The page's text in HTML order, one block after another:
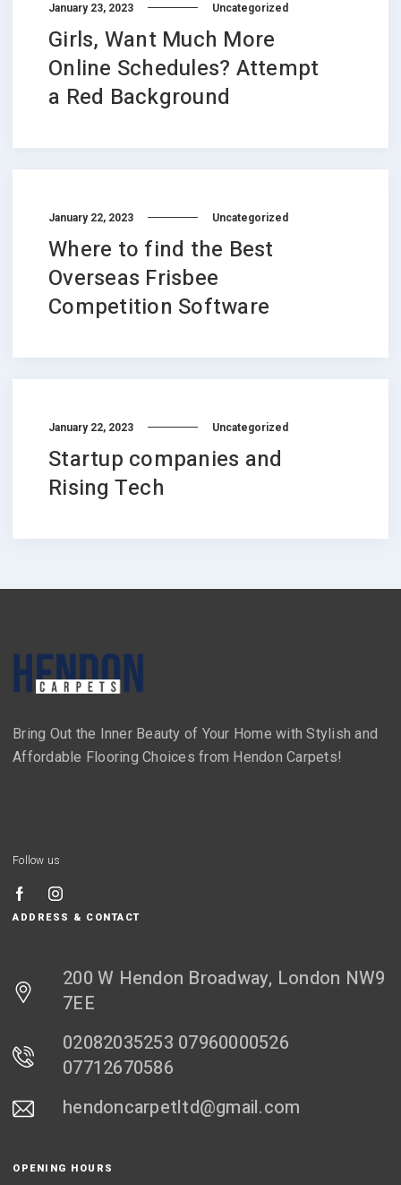
January 23, 2023 Uncategorized
Girls, Want Much More
Online Schedules? Attempt
a Red Background
January 22, 2023 Uncategorized
Where to find the Best
Overseas Frisbee
Competition Software
January 22, 2023 Uncategorized
Startup companies and
Rising Tech
Bring Out the Inner Beauty of Your Home with Stylish and
Affordable Flooring Choices from Hendon Carpets!
Follow us
ADDRESS & CONTACT
200 W Hendon Broadway, London NW9
7EE
02082035253 07960000526
07712670586
hendoncarpetltd@gmail.com
OPENING HOURS